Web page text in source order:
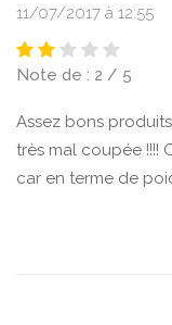
11/07/2017 à 12:55
Note de : 2 / 5
Assez bons
très mal coupée !!!!
car en terme de